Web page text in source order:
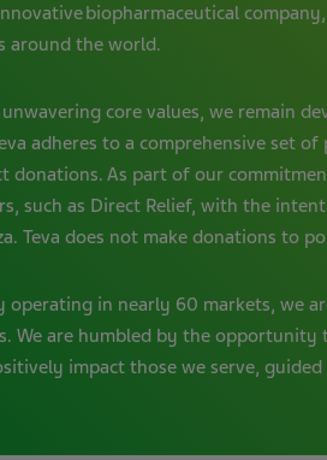
biopharmaceutical
around the world.
core values, we remain
adheres to a comprehensive set
donations. As part of our
such as Direct Relief, with the
Teva does not make donations to
operating in nearly 60 markets,
We are humbled by the
impact those we serve,